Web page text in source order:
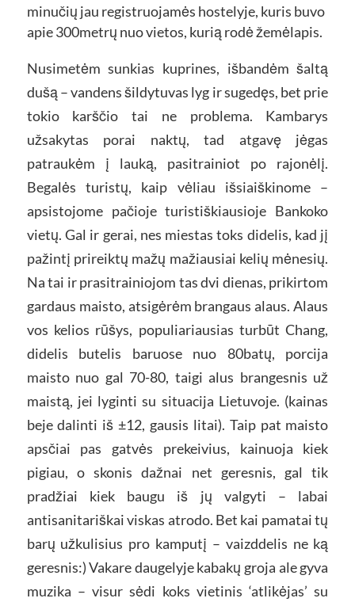
minučių jau registruojamės hostelyje, kuris buvo
apie 300metrų nuo vietos, kurią rodė žemėlapis.
Nusimetėm sunkias kuprines, išbandėm šaltą
dušą – vandens šildytuvas lyg ir sugedęs, bet prie
tokio karščio tai ne problema. Kambarys
užsakytas porai naktų, tad atgavę jėgas
patraukėm į lauką, pasitrainiot po rajonėlį.
Begalės turistų, kaip vėliau išsiaiškinome –
apsistojome pačioje turistiškiausioje Bankoko
vietų. Gal ir gerai, nes miestas toks didelis, kad jį
pažintį prireiktų mažų mažiausiai kelių mėnesių.
Na tai ir prasitrainiojom tas dvi dienas, prikirtom
gardaus maisto, atsigėrėm brangaus alaus. Alaus
vos kelios rūšys, populiariausias turbūt Chang,
didelis butelis baruose nuo 80batų, porcija
maisto nuo gal 70-80, taigi alus brangesnis už
maistą, jei lyginti su situacija Lietuvoje. (kainas
beje dalinti iš ±12, gausis litai). Taip pat maisto
apsčiai pas gatvės prekeivius, kainuoja kiek
pigiau, o skonis dažnai net geresnis, gal tik
pradžiai kiek baugu iš jų valgyti – labai
antisanitariškai viskas atrodo. Bet kai pamatai tų
barų užkulisius pro kamputį – vaizddelis ne ką
geresnis:) Vakare daugelyje kabakų groja ale gyva
muzika – visur sėdi koks vietinis ‘atlikėjas’ su